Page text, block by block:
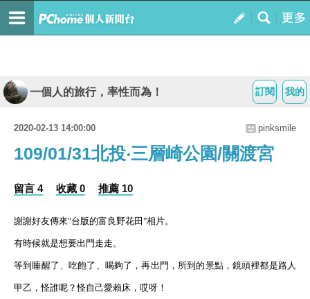
我的
訂閱
一個人的旅行，率性而為！
2020-02-13 14:00:00 pinksmile
109/01/31北投‧三層崎公園/關渡宮
留言 4 收藏 0 推薦 10
謝謝好友傳來"台版的富良野花田"相片。
有時候就是想要出門走走。
等到睡醒了、吃飽了、喝夠了，再出門，所到的景點，鏡頭裡都是路人
甲乙，怪誰呢？怪自己愛賴床，哎呀！